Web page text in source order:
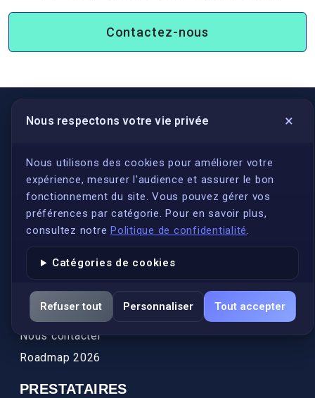
Contactez-nous
Nous respectons votre vie privée ×
Nous utilisons des cookies pour améliorer votre
expérience, mesurer l'audience et assurer le bon
fonctionnement du site. Vous pouvez gérer vos
préférences par catégorie. Pour en savoir plus,
consultez notre Politique de confidentialité.
Catégories de cookies
Refuser tout Personnaliser Tout accepter
LIENS UTILES
S'inscrire
Qui sommes-nous ?
Annuaires des traducteurs assermentés
Actualités
Services
FAQ
Nous contacter
Roadmap 2026
PRESTATAIRES